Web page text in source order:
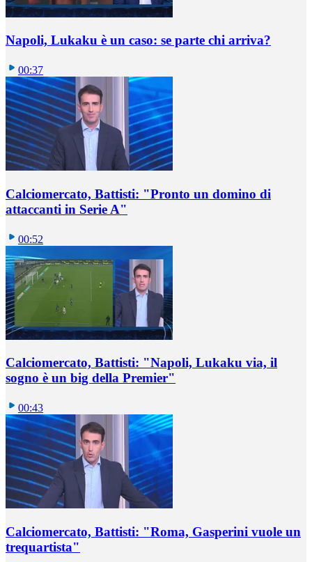
Napoli, Lukaku è un caso: se parte chi arriva?
00:37
Calciomercato, Battisti: "Pronto un domino di
attaccanti in Serie A"
00:52
Calciomercato, Battisti: "Napoli, Lukaku via, il
sogno è un big della Premier"
00:43
Calciomercato, Battisti: "Roma, Gasperini vuole un
trequartista"